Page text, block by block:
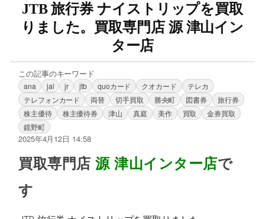
JTB 旅行券 ナイストリップを買取
りました。買取専門店 源 津山イン
ター店
この記事のキーワード
ana jal jr jtb quoカード クオカード
テレカ
テレフォンカード
両替 切手買取 勝央町 図書券
旅行券
株主優待
株主優待券 津山 真庭 美作 買取
金券買取
鏡野町
2025年4月12日 14:58
買取専門店 源 津山インター店で
す